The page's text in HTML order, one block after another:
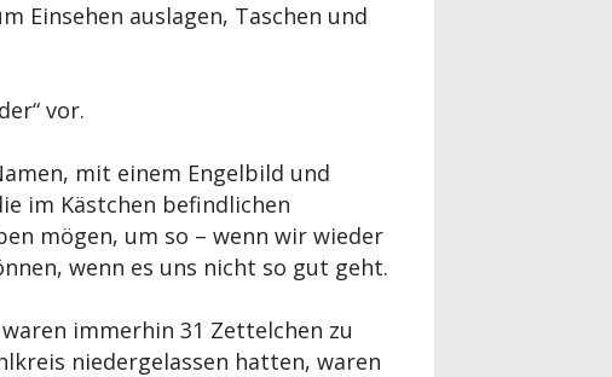
Einsehen auslagen, Taschen und
vor.
mit einem Engelbild und
im Kästchen befindlichen
mögen, um so – wenn wir wieder
wenn es uns nicht so gut geht.
immerhin 31 Zettelchen zu
niedergelassen hatten, waren